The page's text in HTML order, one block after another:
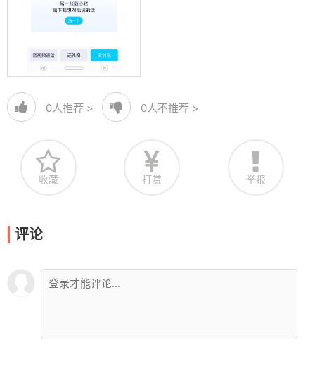
0人推荐 > 0人不推荐 >
收藏 打赏 举报
评论